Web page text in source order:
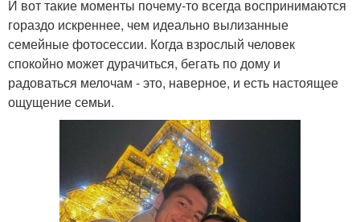
И вот такие моменты почему-то всегда воспринимаются
гораздо искреннее, чем идеально вылизанные
семейные фотосессии. Когда взрослый человек
спокойно может дурачиться, бегать по дому и
радоваться мелочам - это, наверное, и есть настоящее
ощущение семьи.